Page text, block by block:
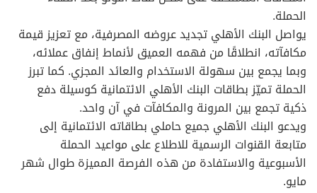
الحملة.
يواصل البنك الأهلي تجديد عروضه المصرفية، مع تعزيز قيمة
مكافآته، انطلاقًا من فهمه العميق لأنماط إنفاق عملائه،
وبما يجمع بين سهولة الاستخدام والعائد المجزي. كما تبرز
الحملة تميّز بطاقات البنك الأهلي الائتمانية كوسيلة دفع
ذكية تجمع بين المرونة والمكافآت في آن واحد.
ويدعو البنك الأهلي جميع حاملي بطاقاته الائتمانية إلى
متابعة القنوات الرسمية للاطلاع على مواعيد الحملة
الأسبوعية والاستفادة من هذه الفرصة المميزة طوال شهر
مايو.